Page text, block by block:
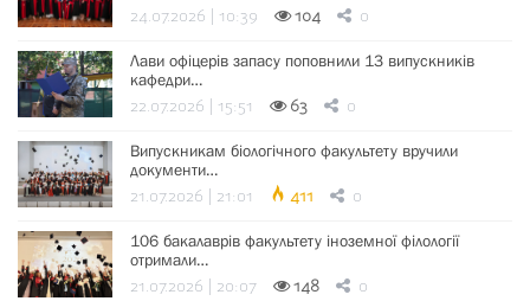
24.07.2026 | 10:39 104 0
Лави офіцерів запасу поповнили 13 випускників
кафедри…
22.07.2026 | 15:51 63 0
Випускникам біологічного факультету вручили
документи…
21.07.2026 | 21:01 411 0
106 бакалаврів факультету іноземної філології
отримали…
21.07.2026 | 20:07 148 0